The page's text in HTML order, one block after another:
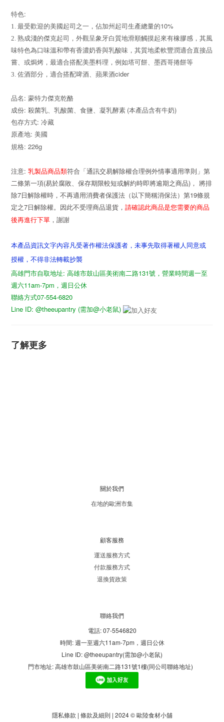
特色:
1. 最受歡迎的美國起司之一，佔加州起司生產總量的10%
2. 熟成淺的傑克起司，外觀呈象牙白質地滑順觸摸起來有橡膠感，其風
味特色為口味溫和帶有香濃奶香與乳酸味，其質地柔軟豐潤適合直接品
嘗、或焗烤，最適合搭配美墨料理，例如塔可餅、墨西哥捲餅等
3. 佐酒部分，適合搭配啤酒、蘋果酒cider
品名 : 蒙特力傑克乾酪
成份: 殺菌乳、乳酸菌、食鹽、凝乳酵素 (本產品含有牛奶)
包存方式: 冷藏
原產地: 美國
規格: 226g
注意: 乳製品商品類符合「通訊交易解除權合理例外情事適用準則」第
二條第一項(易於腐敗、保存期限較短或解約時即將逾期之商品)， 將排
除7日解除權時，不再適用消費者保護法（以下簡稱消保法）第19條規
定之7日解除權。因此不受理商品退貨， 請確認此商品是您需要的商品
後再進行下單 ，謝謝
本產品資訊文字內容凡受著作權法保護者，未事先取得著權人同意或
授權，不得非法轉載抄襲
高雄門市自取地址: 高雄市鼓山區美術南二路131號，營業時間週一至
週六11am-7pm，週日公休
聯絡方式07-554-6820
Line ID: @theeupantry (需加@小老鼠)
了解更多
關於我們
在地的歐洲市集
顧客服務
運送服務方式
付款服務方式
退換貨政策
聯絡我們
電話: 07-5546820
時間: 週一至週六11am-7pm，週日公休
Line ID: @theeupantry(需加@小老鼠)
門市地址: 高雄市鼓山區美術南二路131號1樓(同公司聯絡地址)
隱私條款 | 條款及細則 | 2024 © 歐陸食材小舖